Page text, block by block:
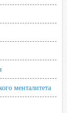
менталитета